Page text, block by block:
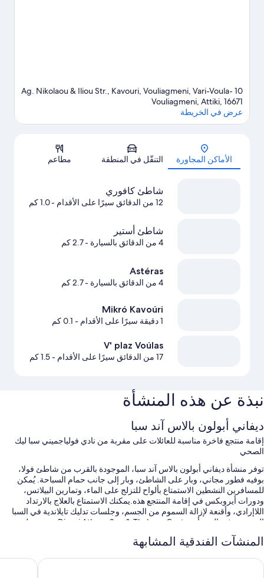
10 Ag. Nikolaou & Iliou Str., Kavouri, Vouliagmeni, Vari-Voula-
Vouliagmeni, Attiki, 16671
عرض في الخريطة
الأماكن المجاورة التنقّل في المنطقة مطاعم
شاطئ كافوري
12 من الدقائق سيرًا على الأقدام - 1.0 كم
شاطئ أستير
4 من الدقائق بالسيارة - 2.7 كم
Astéras
4 من الدقائق بالسيارة - 2.7 كم
Mikró Kavoúri
1 دقيقة سيرًا على الأقدام - 0.1 كم
V' plaz Voúlas
17 من الدقائق سيرًا على الأقدام - 1.5 كم
نبذة عن هذه المنشأة
ديفاني أبولون بالاس آند سبا
إقامة منتجع فاخرة مناسبة للعائلات على مقربة من نادي فولياجميني سبا ليك
الصحي
توفر منشأة ديفاني أبولون بالاس آند سبا، الموجودة بالقرب من شاطئ فولا،
بوفيه فطور مجاني، وبار على الشاطئ، وبار إلى جانب حمام السباحة. يُمكن
للمسافرين النشطين الاستمتاع بألواح للتزلج على الماء، وتمارين البيلاتس،
ودورات أيروبكس في إقامة المنتجع هذه.يمكنك الاستمتاع بالعلاج بالارتداد
اللاإرادي، وأقنعة لإزالة السموم من الجسم، وجلسات تدليك تايلاندية في السبا
الموجودة في المنشأة Divani Athens Spa & Thalasso Center.يتميز مطعم
Anemos الموجود في داخل المنشأة بإطلالات على المحيط ويوفر فطور.تُقدم
دروس يوغا في النادي الصحي؛ كما تشمل الأنشطة الأخرى التي يمكنك ممارستها
يُمكن للنزلاء الاتصال بواي فاي مجاني داخل الغرفة.
المنشآت الفندقية المشابهة
ذا ميرجي ديفاني